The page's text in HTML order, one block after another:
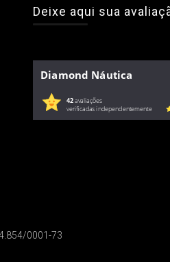
Deixe aqui sua
Diamond Náutica
42avaliações
verificadas independentemente
0001-73